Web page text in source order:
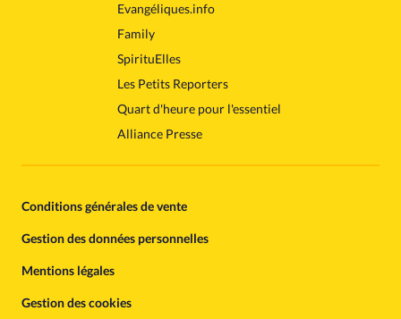
Evangéliques.info
Family
SpirituElles
Les Petits Reporters
Quart d'heure pour l'essentiel
Alliance Presse
Conditions générales de vente
Gestion des données personnelles
Mentions légales
Gestion des cookies